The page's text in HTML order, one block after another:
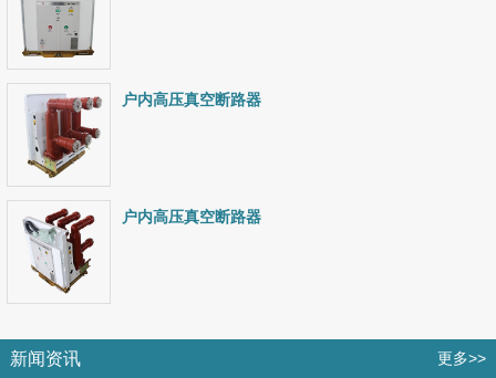
户内高压真空断路器
户内高压真空断路器
新闻资讯 更多>>